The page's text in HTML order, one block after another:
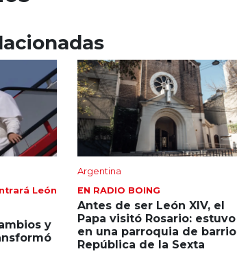
León
y
Argentina
EN RADIO BOING
Antes de ser León XIV, el
Papa visitó Rosario: estuvo
en una parroquia de barrio
República de la Sexta